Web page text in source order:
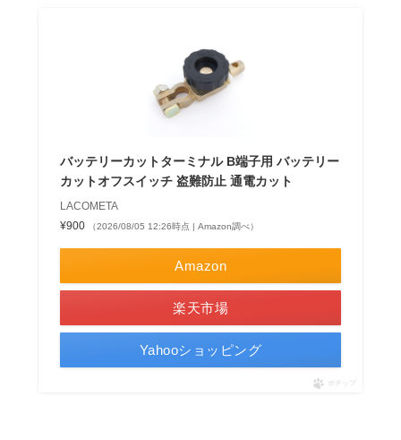
バッテリーカットターミナル B端子用 バッテリー
カットオフスイッチ 盗難防止 通電カット
LACOMETA
¥900
（2026/08/05 12:26時点 | Amazon調べ）
Amazon
楽天市場
Yahooショッピング
ポチップ